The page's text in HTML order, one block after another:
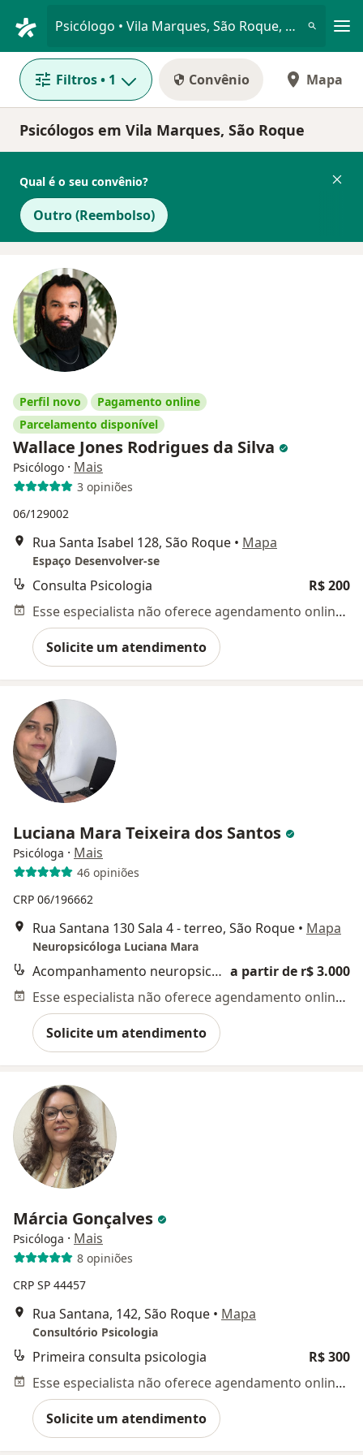
Psicólogo • Vila Marques, São Roque, São Paulo SP
Filtros• 1 Convênio Mapa
Psicólogos em Vila Marques, São Roque
Qual é o seu convênio?
Outro (Reembolso)
Perfil novo
Pagamento online
Parcelamento disponível
Wallace Jones Rodrigues da Silva
Psicólogo · Mais
3 opiniões
06/129002
Rua Santa Isabel 128, São Roque • Mapa
Espaço Desenvolver-se
Consulta Psicologia
R$ 200
Esse especialista não oferece agendamento online para esse endereço.
Solicite um atendimento
Luciana Mara Teixeira dos Santos
Psicóloga · Mais
46 opiniões
CRP 06/196662
Rua Santana 130 Sala 4 - terreo, São Roque • Mapa
Neuropsicóloga Luciana Mara
Acompanhamento neuropsicologico TEA - Transtorno de Espectro do Autismo a partir de r$ 3.000
Esse especialista não oferece agendamento online para esse endereço.
Solicite um atendimento
Márcia Gonçalves
Psicóloga · Mais
8 opiniões
CRP SP 44457
Rua Santana, 142, São Roque • Mapa
Consultório Psicologia
Primeira consulta psicologia
R$ 300
Esse especialista não oferece agendamento online para esse endereço.
Solicite um atendimento